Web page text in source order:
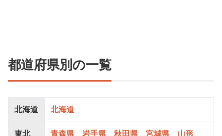
都道府県別の一覧
北海道 北海道
東北 青森県 岩手県 秋田県 宮城県 山形